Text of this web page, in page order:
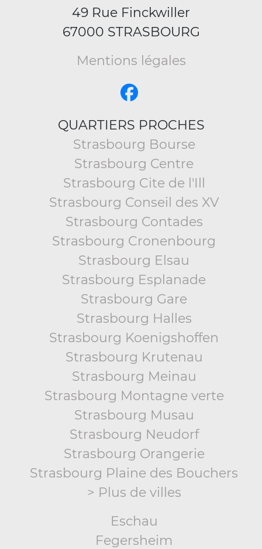
49 Rue Finckwiller
67000 STRASBOURG
Mentions légales
QUARTIERS PROCHES
Strasbourg Bourse
Strasbourg Centre
Strasbourg Cite de l'Ill
Strasbourg Conseil des XV
Strasbourg Contades
Strasbourg Cronenbourg
Strasbourg Elsau
Strasbourg Esplanade
Strasbourg Gare
Strasbourg Halles
Strasbourg Koenigshoffen
Strasbourg Krutenau
Strasbourg Meinau
Strasbourg Montagne verte
Strasbourg Musau
Strasbourg Neudorf
Strasbourg Orangerie
Strasbourg Plaine des Bouchers
> Plus de villes
Eschau
Fegersheim